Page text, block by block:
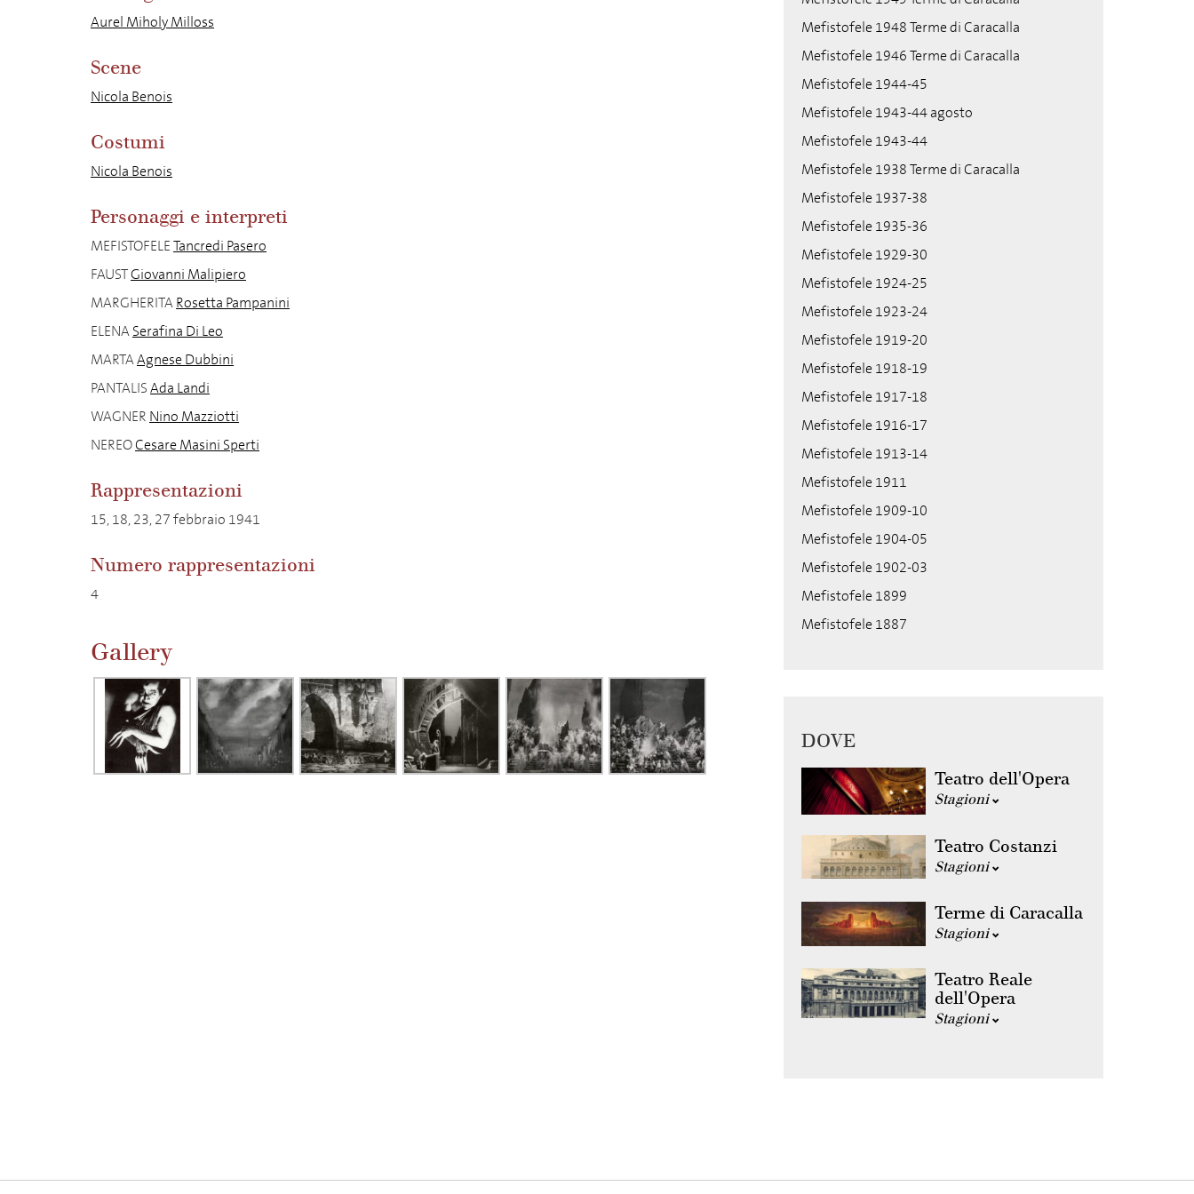
Aurel Miholy Milloss
Scene
Nicola Benois
Costumi
Nicola Benois
Personaggi e interpreti
MEFISTOFELETancredi Pasero
FAUSTGiovanni Malipiero
MARGHERITARosetta Pampanini
ELENASerafina Di Leo
MARTAAgnese Dubbini
PANTALISAda Landi
WAGNER Nino Mazziotti
NEREOCesare Masini Sperti
Rappresentazioni
15, 18, 23, 27 febbraio 1941
Numero rappresentazioni
4
Gallery
Mefistofele 1948 Terme di Caracalla
Mefistofele 1946 Terme di Caracalla
Mefistofele 1944-45
Mefistofele 1943-44 agosto
Mefistofele 1943-44
Mefistofele 1938 Terme di Caracalla
Mefistofele 1937-38
Mefistofele 1935-36
Mefistofele 1929-30
Mefistofele 1924-25
Mefistofele 1923-24
Mefistofele 1919-20
Mefistofele 1918-19
Mefistofele 1917-18
Mefistofele 1916-17
Mefistofele 1913-14
Mefistofele 1911
Mefistofele 1909-10
Mefistofele 1904-05
Mefistofele 1902-03
Mefistofele 1899
Mefistofele 1887
DOVE
Teatro dell'Opera
Stagioni
Teatro Costanzi
Stagioni
Terme di Caracalla
Stagioni
Teatro Reale
dell'Opera
Stagioni